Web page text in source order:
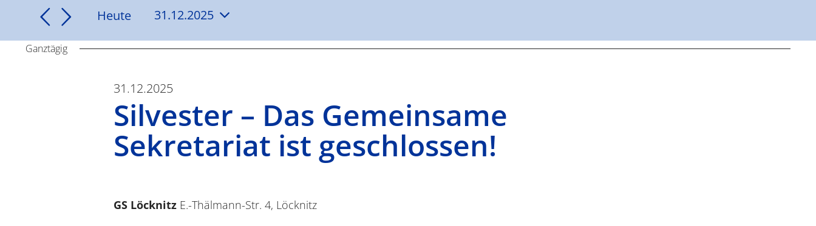
31.12.2025
Suche
und
Ansichten,
Navigation
eingeben.
nach
Heute 31.12.2025
Datum
wählen.
Ganztägig
Silvester – Das Gemeinsame
Sekretariat ist geschlossen!
31.12.2025
GS Löcknitz E.-Thälmann-Str. 4, Löcknitz